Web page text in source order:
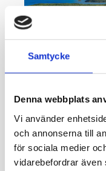
Samtycke
Denna webbplats
Vi använder
och annonserna till
för sociala medier
vidarebefordrar även
Bromarv sportplan